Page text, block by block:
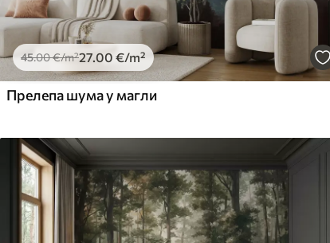
45.00€/m²27 .00 €/m²
Прелепа шума у ​​магли